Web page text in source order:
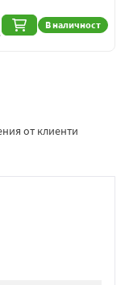
В наличност
от клиенти